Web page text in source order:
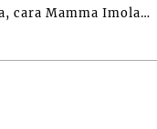
cara Mamma Imola…